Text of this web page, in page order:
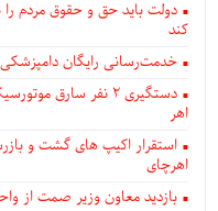
دولت باید حق و حقوق مردم را
کند
خدمت‌رسانی رایگان
دستگيری ۲ نفر
اهر
استقرار اکیپ های گشت و
اهرچای
بازدید معاون وزیر صمت از